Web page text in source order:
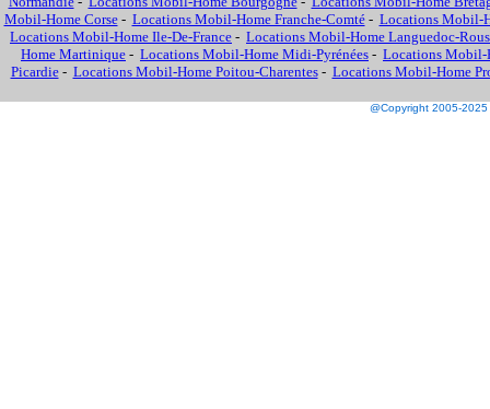
Mobil-Home Corse- Locations Mobil-Home Franche-Comté- Locations Mobil-
Locations Mobil-Home Ile-De-France - Locations Mobil-Home Languedoc-
Home Martinique - Locations Mobil-Home Midi-Pyrénées - Locations Mobil-
Picardie- Locations Mobil-Home Poitou-Charentes- Locations Mobil-Home
@Copyright 2005-